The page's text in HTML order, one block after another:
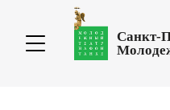
Санкт-